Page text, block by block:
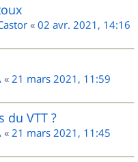
« 02 avr. 2021, 14:16
« 21 mars 2021, 11:59
du VTT ?
« 21 mars 2021, 11:45